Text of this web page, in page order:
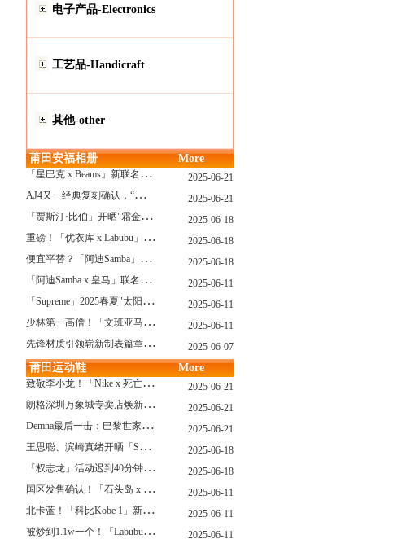
电子产品-Electronics
工艺品-Handicraft
其他-other
莆田安福相册 More
「
星巴克 x Beams」新联名系列曝光，定档发售！ 2025-06-21
A
J4又一经典复刻确认，“黑猫”配色发售日公布了！ 2025-06-21
「
贾斯汀·比伯」开晒"霜金爱彼AP"皇家橡树，破产？不可能的... 2025-06-18
重
磅！「优衣库 x Labubu」联名2.0计划曝光，单品清单泄露！ 2025-06-18
便
宜平替？「阿迪Samba」特别款"珍珠蕾丝"曝光，确认发售！ 2025-06-18
「
阿迪Samba x 皇马」联名确认发售，附发售链接... 2025-06-11
「
Supreme」2025春夏"太阳镜"系列曝光，附发售指南！ 2025-06-11
少
林第一高僧！「文班亚马」剃光头，去河南少林寺修行了... 2025-06-11
先
锋材质引领崭新制表篇章 TAG Heuer泰格豪雅推出采用新型钛金属打造的摩纳哥系列双秒追针计时码表，全新定义先锋材质 2025-06-07
莆田运动鞋 More
致
敬李小龙！「Nike x 死亡游戏」特殊配色曝光，确认发售！ 2025-06-21
朗
格深圳万象城专卖店焕新开幕 萨克森制表艺术耀启华南新章 2025-06-21
D
emna最后一击：巴黎世家玩上PUMA了 2025-06-21
王
思聪、滨崎真绪开晒「Switch 2」，一台溢价1000+...！ 2025-06-18
「
权志龙」活动迟到40分钟，反手捐了8.8亿韩元... 2025-06-18
国
区发售确认！「石头岛 x New Balance」新联名曝光，定档了！ 2025-06-11
北
卡蓝！「科比Kobe 1」新配色要发售了... 2025-06-11
被
炒到1.1w一个！「Labubu x sacai」三方特殊联名曝光...
2025-06-11